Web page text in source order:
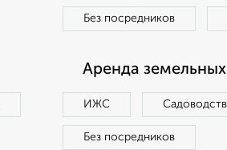
Без посредников
Аренда земельных
ИЖС
Без посредников